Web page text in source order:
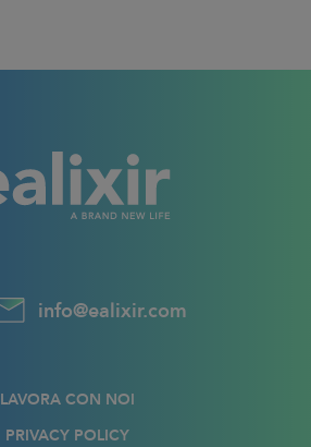
info@ealixir.com
LAVORA CON NOI
PRIVACY POLICY